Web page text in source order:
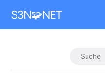
S3N🧩NET